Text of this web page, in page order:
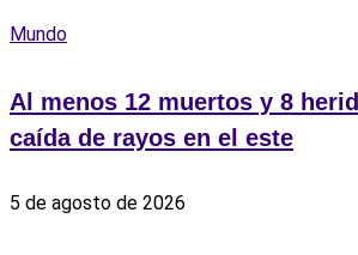
Mundo
Al menos 12 muertos y 8
caída de rayos en el este
5 de agosto de 2026